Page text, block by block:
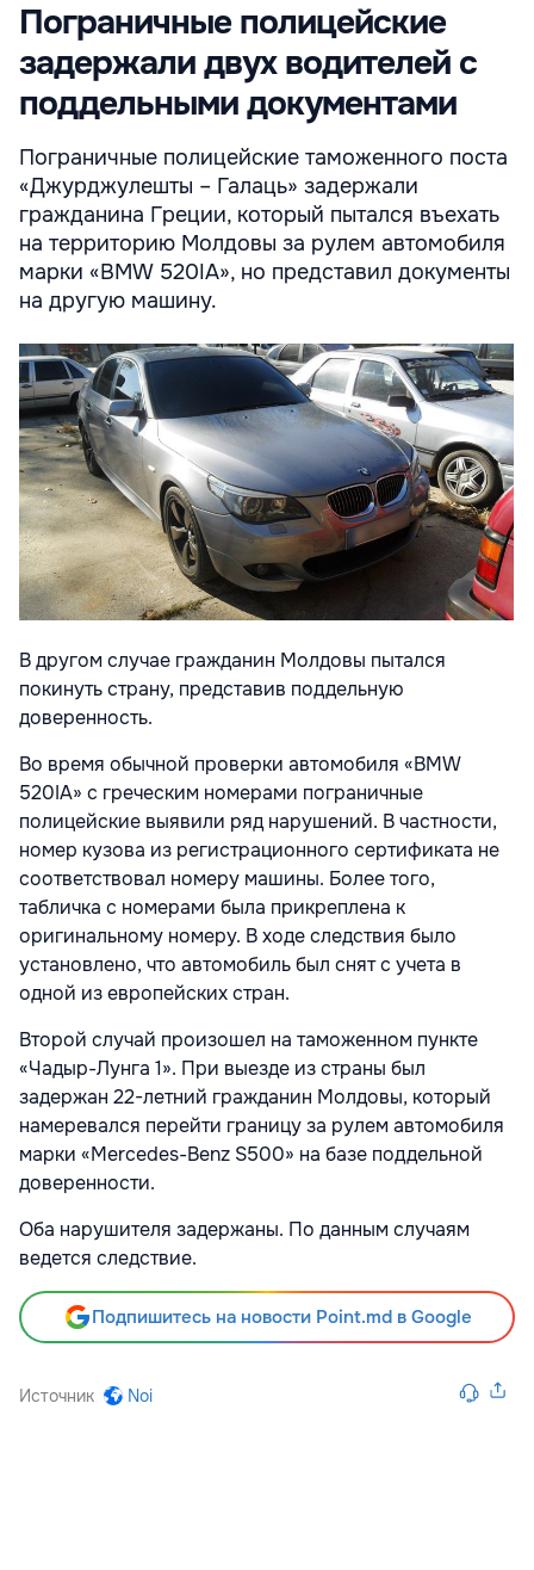
Пограничные полицейские
задержали двух водителей с
поддельными документами
Пограничные полицейские таможенного поста
«Джурджулешты – Галаць» задержали
гражданина Греции, который пытался въехать
на территорию Молдовы за рулем автомобиля
марки «BMW 520IA», но представил документы
на другую машину.
В другом случае гражданин Молдовы пытался
покинуть страну, представив поддельную
доверенность.
Во время обычной проверки автомобиля «BMW
520IA» с греческим номерами пограничные
полицейские выявили ряд нарушений. В частности,
номер кузова из регистрационного сертификата не
соответствовал номеру машины. Более того,
табличка с номерами была прикреплена к
оригинальному номеру. В ходе следствия было
установлено, что автомобиль был снят с учета в
одной из европейских стран.
Второй случай произошел на таможенном пункте
«Чадыр-Лунга 1». При выезде из страны был
задержан 22-летний гражданин Молдовы, который
намеревался перейти границу за рулем автомобиля
марки «Mercedes-Benz S500» на базе поддельной
доверенности.
Оба нарушителя задержаны. По данным случаям
ведется следствие.
Подпишитесь на новости Point.md в Google
Источник Noi